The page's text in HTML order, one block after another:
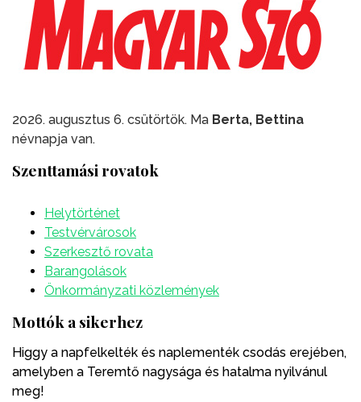
2026. augusztus 6. csütörtök. Ma Berta, Bettina
névnapja van.
Szenttamási rovatok
Helytörténet
Testvérvárosok
Szerkesztő rovata
Barangolások
Önkormányzati közlemények
Mottók a sikerhez
Higgy a napfelkelték és naplementék csodás erejében,
amelyben a Teremtő nagysága és hatalma nyilvánul
meg!